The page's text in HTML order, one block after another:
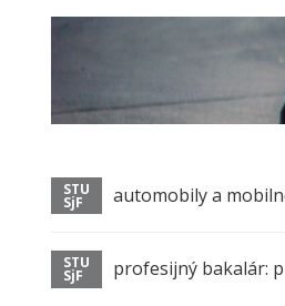
automobily a
profesijný bakalár: